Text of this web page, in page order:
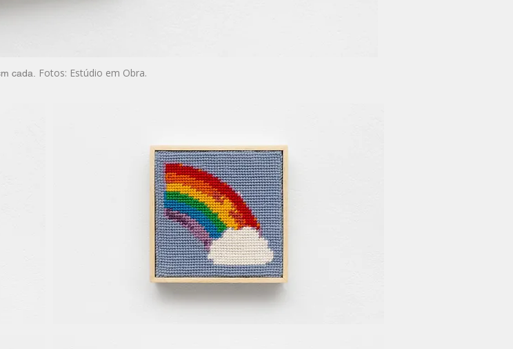
cada. Fotos: Estúdio em Obra.